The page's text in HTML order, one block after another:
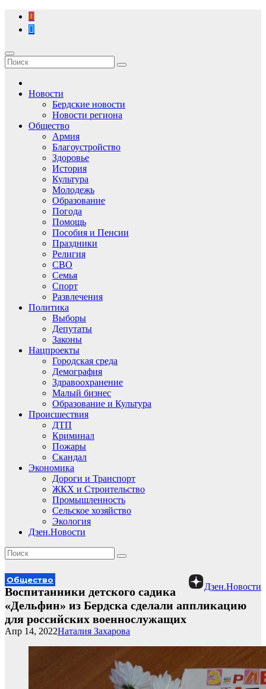
Перейти
содержимому
Новости
Бердские новости
Новости региона
Общество
Армия
Благоустройство
Здоровье
История
Культура
Молодежь
Образование
Погода
Помощь
Пособия и Пенсии
Праздники
Религия
СВО
Семья
Спорт
Развлечения
Политика
Выборы
Депутаты
Законы
Нацпроекты
Городская среда
Демография
Здравоохранение
Малый бизнес
Образование и Культура
Происшествия
ДТП
Криминал
Пожары
Скандал
Экономика
Дороги и Транспорт
ЖКХ и Строительство
Промышленность
Сельское хозяйство
Экология
Дзен.Новости
Дзен.Новости
Общество
Воспитанники детского садика
«Дельфин» из Бердска сделали аппликацию
для российских военнослужащих
Наталия Захарова
Апр 14, 2022